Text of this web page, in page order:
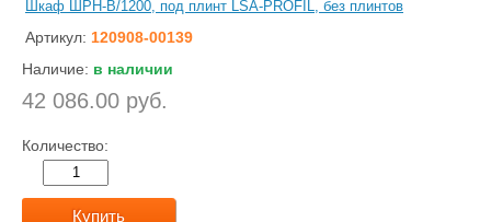
Шкаф ШРН-В/1200, под плинт LSA-PROFIL, без плинтов
Артикул: 120908-00139
Наличие: в наличии
42 086.00 руб.
Количество:
Купить